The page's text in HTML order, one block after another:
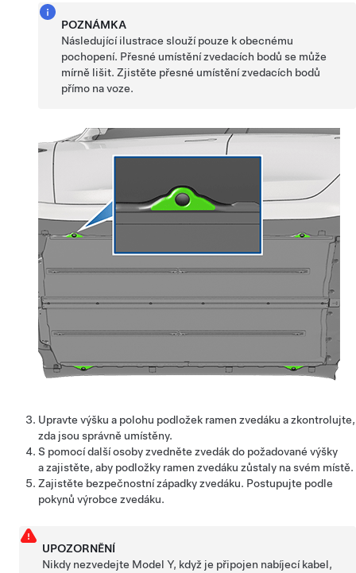
POZNÁMKA
Následující ilustrace slouží pouze k obecnému
pochopení. Přesné umístění zvedacích bodů se může
mírně lišit. Zjistěte přesné umístění zvedacích bodů
přímo na voze.
Upravte výšku a polohu podložek ramen zvedáku a zkontrolujte,
zda jsou správně umístěny.
S pomocí další osoby zvedněte zvedák do požadované výšky
a zajistěte, aby podložky ramen zvedáku zůstaly na svém místě.
Zajistěte bezpečnostní západky zvedáku. Postupujte podle
pokynů výrobce zvedáku.
UPOZORNĚNÍ
Nikdy nezvedejte Model Y, když je připojen nabíjecí kabel,